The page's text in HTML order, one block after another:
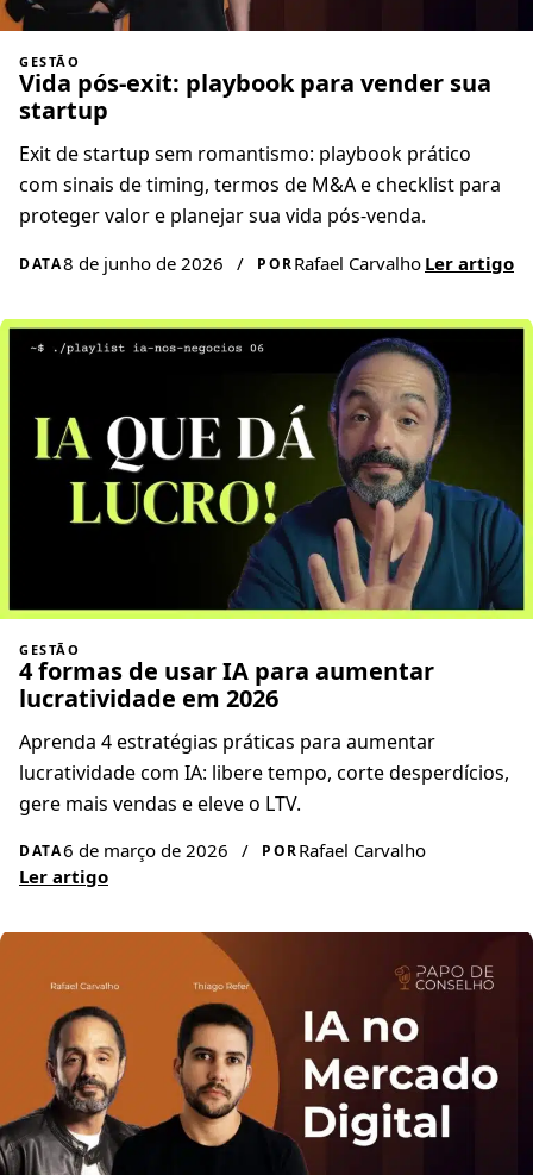
GESTÃO
Vida pós-exit: playbook para vender sua
startup
Exit de startup sem romantismo: playbook prático
com sinais de timing, termos de M&A e checklist para
proteger valor e planejar sua vida pós-venda.
DATA8 de junho de 2026 / PORRafael Carvalho Ler artigo
GESTÃO
4 formas de usar IA para aumentar
lucratividade em 2026
Aprenda 4 estratégias práticas para aumentar
lucratividade com IA: libere tempo, corte desperdícios,
gere mais vendas e eleve o LTV.
DATA6 de março de 2026 / PORRafael Carvalho
Ler artigo